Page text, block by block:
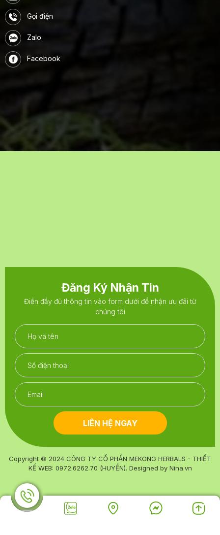
Gọi điện
Zalo
Facebook
Đăng Ký Nhận Tin
Điền đầy đủ thông tin vào form dưới để nhận ưu đãi từ
chúng tôi
LIÊN HỆ NGAY
Copyright © 2024 CÔNG TY CỔ PHẦN MEKONG HERBALS - THIẾT
KẾ WEB: 0972.6262.70 (HUYỀN). Designed by Nina.vn